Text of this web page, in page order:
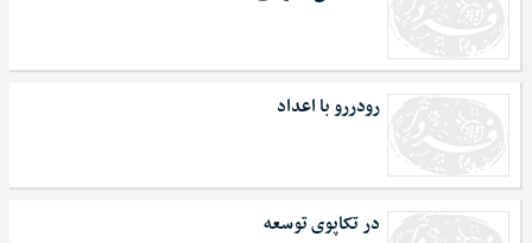
رودررو با اعداد
در تکاپوی توسعه